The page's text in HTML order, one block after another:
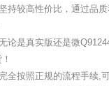
持较高性价比，通过品
：
论是真实版还是微
货！
全按照正规的流程手续,